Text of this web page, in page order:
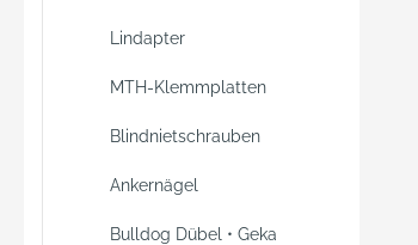
Lindapter
MTH-Klemmplatten
Blindnietschrauben
Ankernägel
Bulldog Dübel • Geka